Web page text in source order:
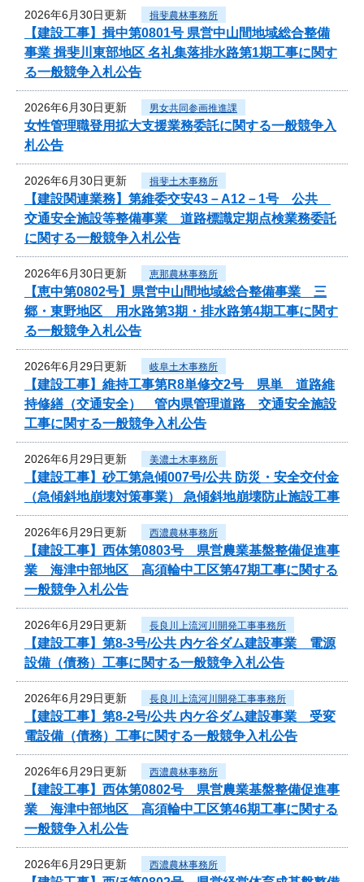
2026年6月30日更新 揖斐農林事務所
【建設工事】揖中第0801号 県営中山間地域総合整備
事業 揖斐川東部地区 名礼集落排水路第1期工事に関す
る一般競争入札公告
2026年6月30日更新 男女共同参画推進課
女性管理職登用拡大支援業務委託に関する一般競争入
札公告
2026年6月30日更新 揖斐土木事務所
【建設関連業務】第維委交安43－A12－1号 公共
交通安全施設等整備事業 道路標識定期点検業務委託
に関する一般競争入札公告
2026年6月30日更新 恵那農林事務所
【恵中第0802号】県営中山間地域総合整備事業 三
郷・東野地区 用水路第3期・排水路第4期工事に関す
る一般競争入札公告
2026年6月29日更新 岐阜土木事務所
【建設工事】維持工事第R8単修交2号 県単 道路維
持修繕（交通安全） 管内県管理道路 交通安全施設
工事に関する一般競争入札公告
2026年6月29日更新 美濃土木事務所
【建設工事】砂工第急傾007号/公共 防災・安全交付金
（急傾斜地崩壊対策事業） 急傾斜地崩壊防止施設工事
2026年6月29日更新 西濃農林事務所
【建設工事】西体第0803号 県営農業基盤整備促進事
業 海津中部地区 高須輪中工区第47期工事に関する
一般競争入札公告
2026年6月29日更新 長良川上流河川開発工事事務所
【建設工事】第8-3号/公共 内ケ谷ダム建設事業 電源
設備（債務）工事に関する一般競争入札公告
2026年6月29日更新 長良川上流河川開発工事事務所
【建設工事】第8-2号/公共 内ケ谷ダム建設事業 受変
電設備（債務）工事に関する一般競争入札公告
2026年6月29日更新 西濃農林事務所
【建設工事】西体第0802号 県営農業基盤整備促進事
業 海津中部地区 高須輪中工区第46期工事に関する
一般競争入札公告
2026年6月29日更新 西濃農林事務所